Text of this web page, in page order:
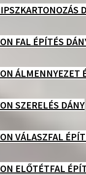
FAL ÉPÍTÉS
ÁLMENNYEZET
SZERELÉS DÁNY
VÁLASZFAL
ELŐTÉTFAL